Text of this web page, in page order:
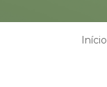
Início